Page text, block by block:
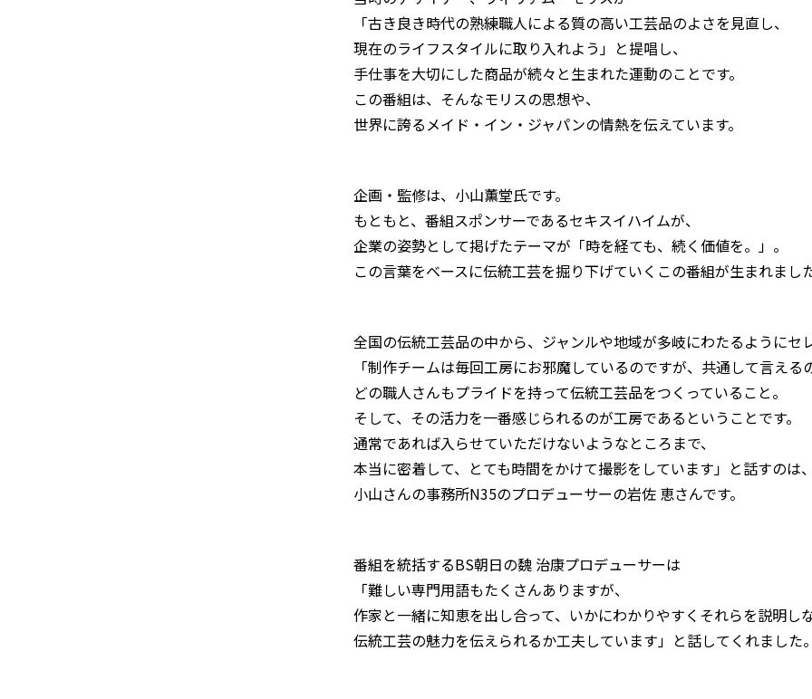
「古き良き時代の熟練職人による質の高い工芸品のよさを見直し、
現在のライフスタイルに取り入れよう」と提唱し、
手仕事を大切にした商品が続々と生まれた運動のことです。
この番組は、そんなモリスの思想や、
世界に誇るメイド・イン・ジャパンの情熱を伝えています。
企画・監修は、小山薫堂氏です。
もともと、番組スポンサーであるセキスイハイムが、
企業の姿勢として掲げたテーマが「時を経ても、続く価値を。」。
この言葉をベースに伝統工芸を掘り下げていくこの番組が生まれました
全国の伝統工芸品の中から、ジャンルや地域が多岐にわたるようにセ
「制作チームは毎回工房にお邪魔しているのですが、共通して言える
どの職人さんもプライドを持って伝統工芸品をつくっていること。
そして、その活力を一番感じられるのが工房であるということです。
通常であれば入らせていただけないようなところまで、
本当に密着して、とても時間をかけて撮影をしています」と話すのは、
小山さんの事務所N35のプロデューサーの岩佐 恵さんです。
番組を統括するBS朝日の魏 治康プロデューサーは
「難しい専門用語もたくさんありますが、
作家と一緒に知恵を出し合って、いかにわかりやすくそれらを説明し
伝統工芸の魅力を伝えられるか工夫しています」と話してくれました。